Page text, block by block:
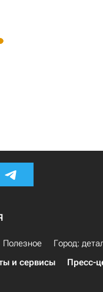
Полезное
Город:
и сервисы Пресс-